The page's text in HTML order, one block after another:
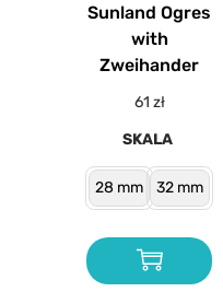
Sunland Ogres
with
Zweihander
61 zł
SKALA
28 mm 32 mm